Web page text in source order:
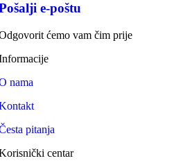
e-poštu
ćemo vam čim prije
nama
pitanja
centar